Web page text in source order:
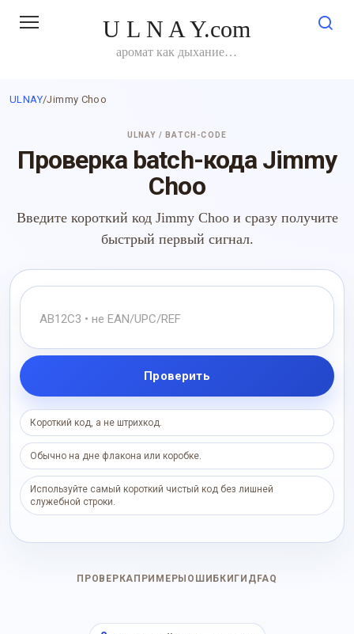
U L N A Y.com
аромат как дыхание…
ULNAY/Jimmy Choo
ULNAY / BATCH-CODE
Проверка batch-кода Jimmy
Choo
Введите короткий код Jimmy Choo и сразу получите
быстрый первый сигнал.
Проверить
Короткий код, а не штрихкод.
Обычно на дне флакона или коробке.
Используйте самый короткий чистый код без лишней
служебной строки.
ПРОВЕРКА ПРИМЕРЫ ОШИБКИ ГИД FAQ